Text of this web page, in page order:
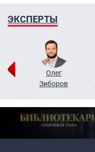
ЭКСПЕРТЫ
Олег
Зиборов